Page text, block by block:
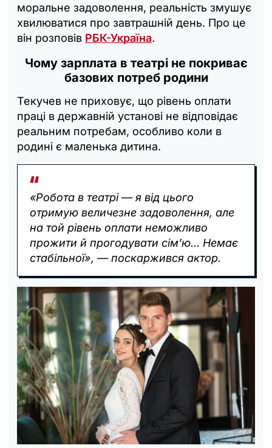
моральне задоволення, реальність змушує
хвилюватися про завтрашній день. Про це
він розповів РБК-Україна.
Чому зарплата в театрі не покриває
базових потреб родини
Текучев не приховує, що рівень оплати
праці в державній установі не відповідає
реальним потребам, особливо коли в
родині є маленька дитина.
«Робота в театрі — я від цього
отримую величезне задоволення, але
на той рівень оплати неможливо
прожити й прогодувати сім’ю... Немає
стабільної», — поскаржився актор.